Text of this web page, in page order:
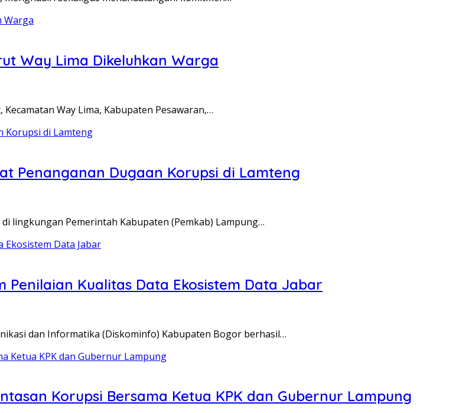
Way Lima Dikeluhkan Warga
Way Lima, Kabupaten Pesawaran,…
Penanganan Dugaan Korupsi di Lamteng
lingkungan Pemerintah Kabupaten (Pemkab) Lampung…
Penilaian Kualitas Data Ekosistem Data Jabar
dan Informatika (Diskominfo) Kabupaten Bogor berhasil…
Korupsi Bersama Ketua KPK dan Gubernur Lampung